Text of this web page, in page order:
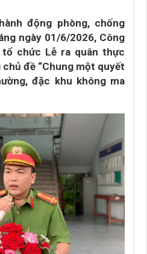
động phòng, chống
ngày 01/6/2026, Công
tổ chức Lễ ra quân thực
đề “Chung một quyết
đặc khu không ma